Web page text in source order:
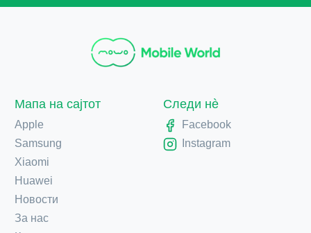
Мапа на сајтот
Apple
Samsung
Xiaomi
Huawei
Новости
За нас
Следи нè
Facebook
Instagram